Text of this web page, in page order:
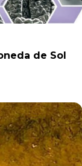
de Sol